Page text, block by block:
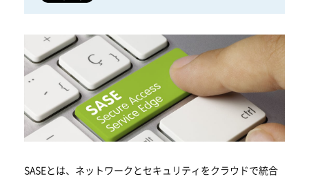
SASEとは、ネットワークとセキュリティをクラウドで統合